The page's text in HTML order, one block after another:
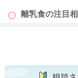
離乳食の注目